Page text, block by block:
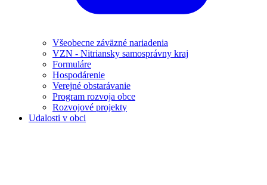
Všeobecne záväzné nariadenia
VZN - Nitriansky samosprávny kraj
Formuláre
Hospodárenie
Verejné obstarávanie
Program rozvoja obce
Rozvojové projekty
Udalosti v obci